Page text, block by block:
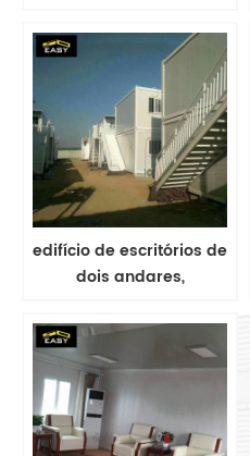
recipiente do flat-pack
edifício de escritórios de
dois andares,
escritórios, casa pré-
fabricada, escritório de
contêiner de
embalagem plana